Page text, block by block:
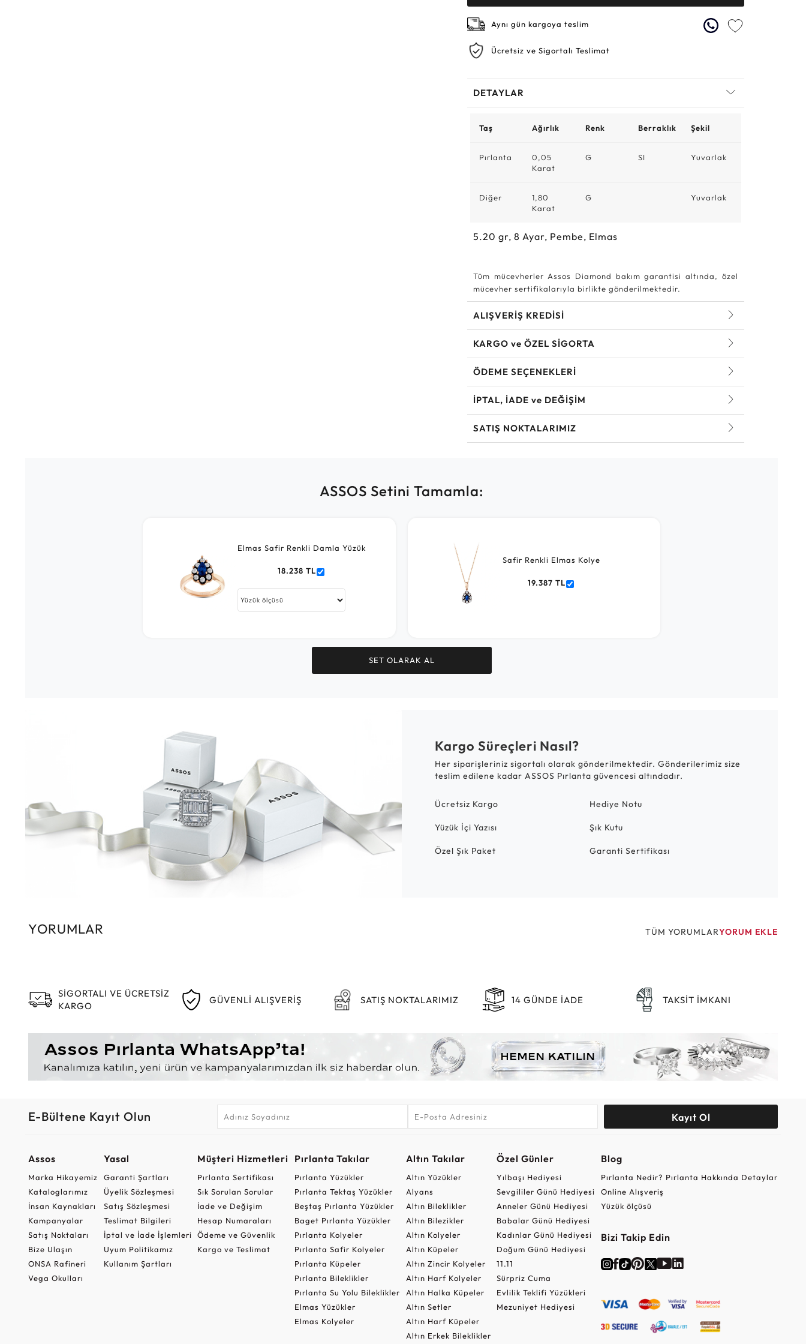
Aynı gün kargoya teslim
Ücretsiz ve Sigortalı Teslimat
DETAYLAR
Taş Ağırlık Renk Berraklık Şekil
Pırlanta
0,05
Karat
G SI Yuvarlak
Diğer
1,80
Karat
G Yuvarlak
5.20gr,8Ayar, Pembe, Elmas
Tüm mücevherler Assos Diamond bakım garantisi altında, özel
mücevher sertifikalarıyla birlikte gönderilmektedir.
ALIŞVERİŞ KREDİSİ
KARGO ve ÖZEL SİGORTA
ÖDEME SEÇENEKLERİ
İPTAL, İADE ve DEĞİŞİM
SATIŞ NOKTALARIMIZ
ASSOS Setini Tamamla:
Elmas Safir Renkli Damla Yüzük
18.238 TL
Safir Renkli Elmas Kolye
19.387 TL
SET OLARAK AL
Kargo Süreçleri Nasıl?
Her siparişleriniz sigortalı olarak gönderilmektedir. Gönderilerimiz size
teslim edilene kadar ASSOS Pırlanta güvencesi altındadır.
Ücretsiz Kargo Hediye Notu
Yüzük İçi Yazısı Şık Kutu
Özel Şık Paket Garanti Sertifikası
YORUMLAR TÜM YORUMLARYORUM EKLE
SİGORTALI VE ÜCRETSİZ
KARGO
GÜVENLİ ALIŞVERİŞ SATIŞ NOKTALARIMIZ 14 GÜNDE İADE TAKSİT İMKANI
E-Bültene Kayıt Olun Kayıt Ol
Assos
Marka Hikayemiz
Kataloglarımız
İnsan Kaynakları
Kampanyalar
Satış Noktaları
Bize Ulaşın
ONSA Rafineri
Vega Okulları
Yasal
Garanti Şartları
Üyelik Sözleşmesi
Satış Sözleşmesi
Teslimat Bilgileri
İptal ve İade İşlemleri
Uyum Politikamız
Kullanım Şartları
Müşteri Hizmetleri
Pırlanta Sertifikası
Sık Sorulan Sorular
İade ve Değişim
Hesap Numaraları
Ödeme ve Güvenlik
Kargo ve Teslimat
Pırlanta Takılar
Pırlanta Yüzükler
Pırlanta Tektaş Yüzükler
Beştaş Pırlanta Yüzükler
Baget Pırlanta Yüzükler
Pırlanta Kolyeler
Pırlanta Safir Kolyeler
Pırlanta Küpeler
Pırlanta Bileklikler
Pırlanta Su Yolu Bileklikler
Elmas Yüzükler
Elmas Kolyeler
Altın Takılar
Altın Yüzükler
Alyans
Altın Bileklikler
Altın Bilezikler
Altın Kolyeler
Altın Küpeler
Altın Zincir Kolyeler
Altın Harf Kolyeler
Altın Halka Küpeler
Altın Setler
Altın Harf Küpeler
Altın Erkek Bileklikler
Özel Günler
Yılbaşı Hediyesi
Sevgililer Günü Hediyesi
Anneler Günü Hediyesi
Babalar Günü Hediyesi
Kadınlar Günü Hediyesi
Doğum Günü Hediyesi
11.11
Sürpriz Cuma
Evlilik Teklifi Yüzükleri
Mezuniyet Hediyesi
Blog
Pırlanta Nedir? Pırlanta Hakkında Detaylar
Online Alışveriş
Yüzük ölçüsü
Bizi Takip Edin